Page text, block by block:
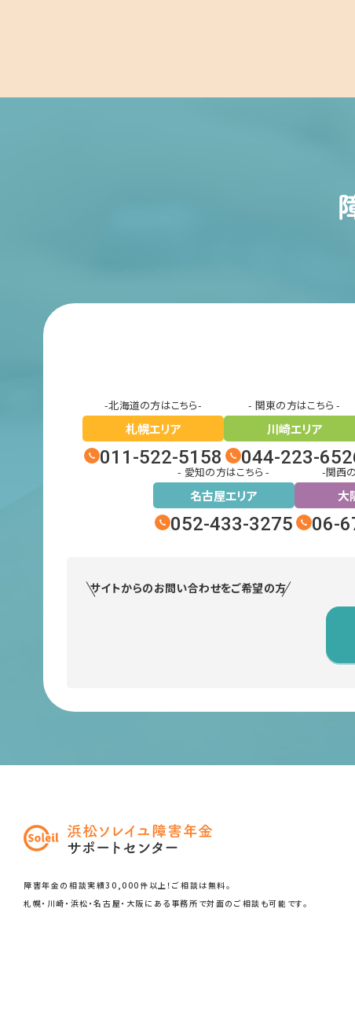
-北海道の方はこちら-
札幌エリア
011-522-5158
- 関東の方はこちら -
川崎エリア
044-223-
- 愛知の方はこちら -
名古屋エリア
052-433-3275
-関西
大
06-
サイトからのお問い合わせをご希望の方
障害年金の相談実績30,000件以上！ご相談は無料。
札幌・川崎・浜松・名古屋・大阪にある事務所で対面のご相談も可能です。